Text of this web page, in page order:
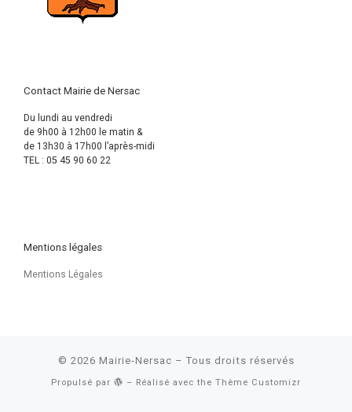
Contact Mairie de Nersac
Du lundi au vendredi
de 9h00 à 12h00 le matin &
de 13h30 à 17h00 l’après-midi
TEL : 05 45 90 60 22
Mentions légales
Mentions Légales
© 2026 Mairie-Nersac – Tous droits réservés
Propulsé par – Réalisé avec the Thème Customizr